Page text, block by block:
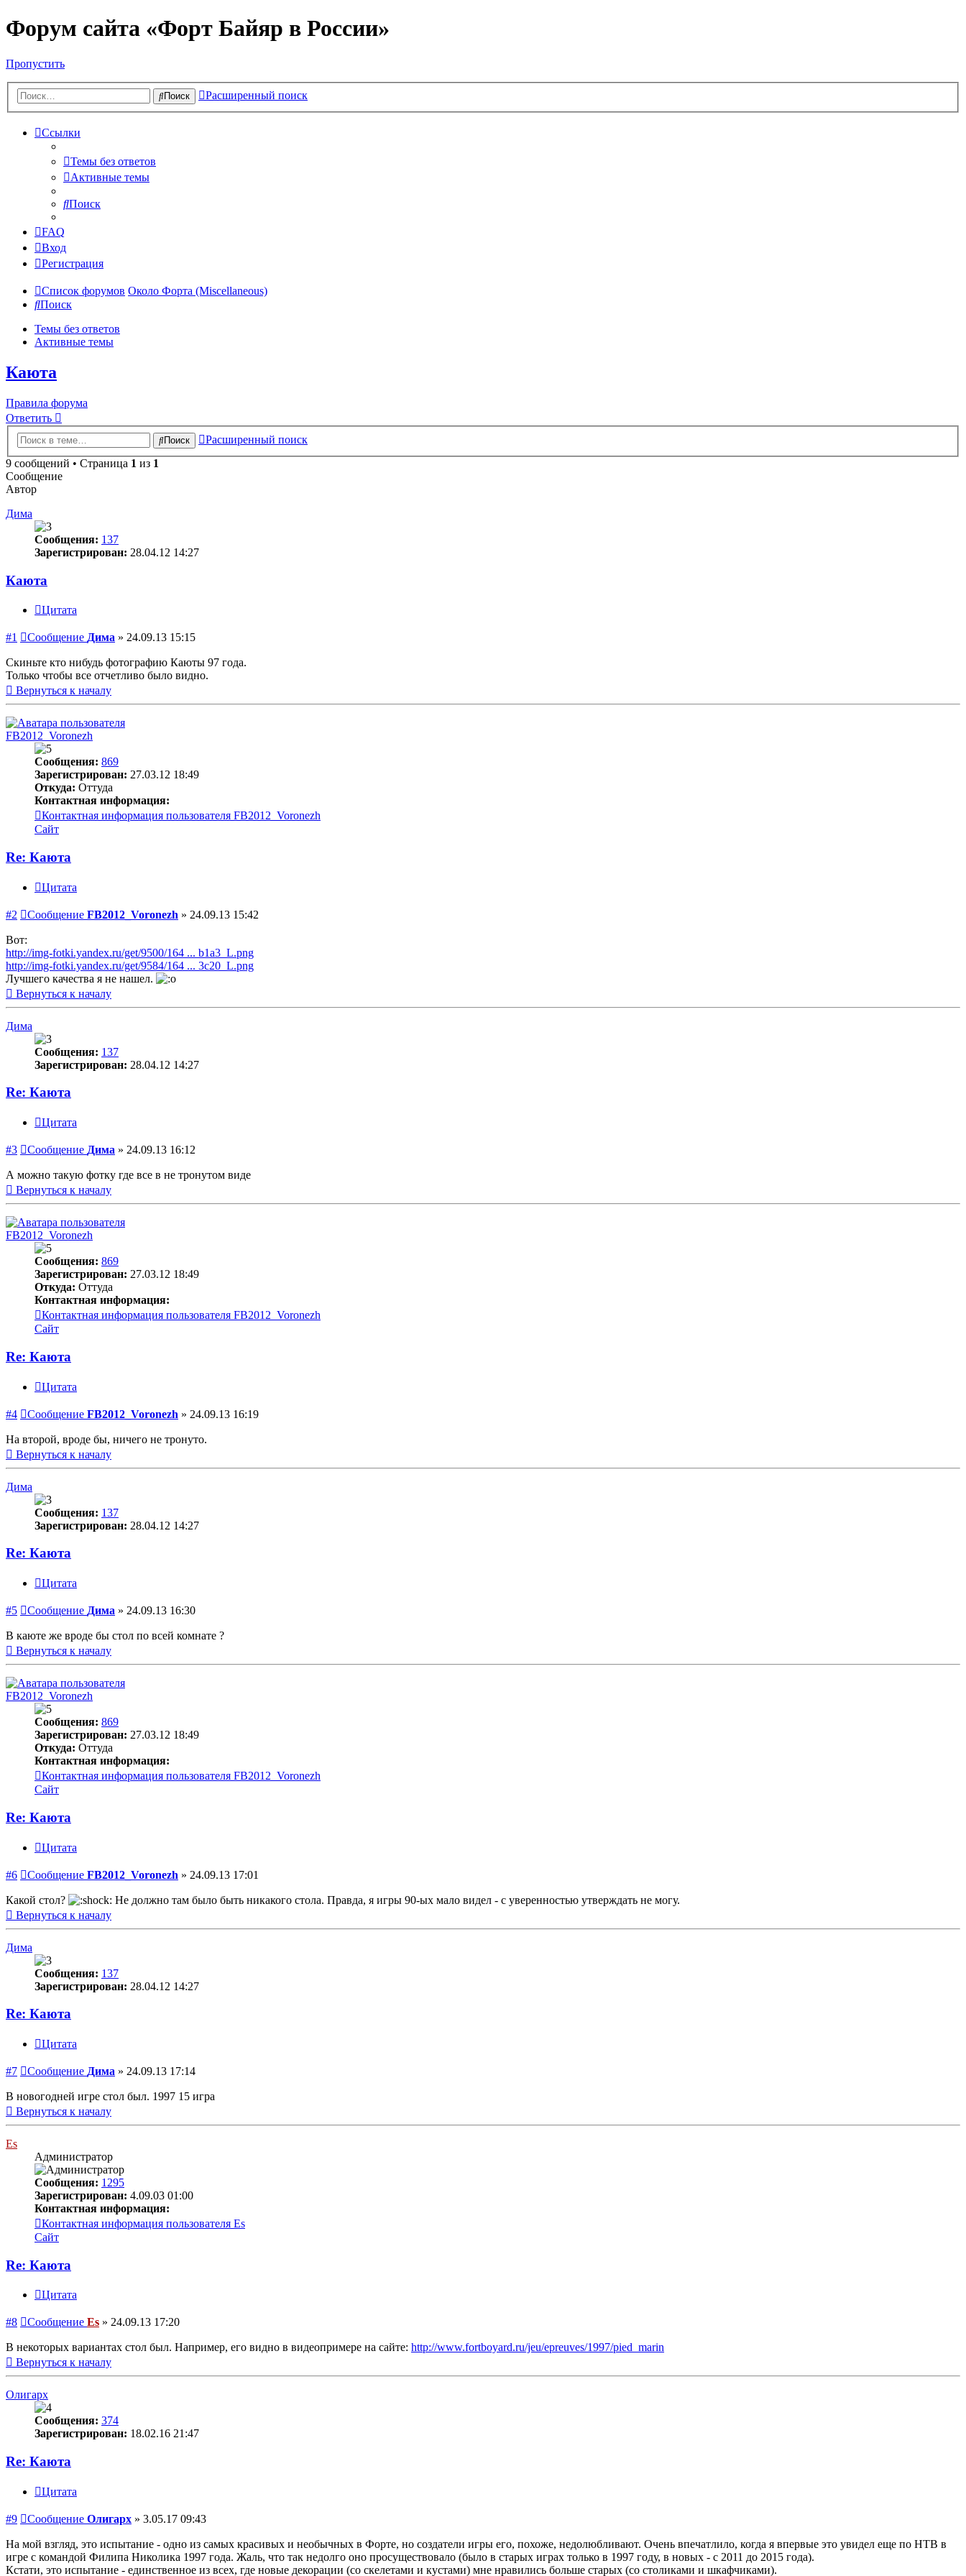
Форум сайта «Форт Байяр в России»
Пропустить
Поиск Расширенный поиск
Ссылки
Темы без ответов
Активные темы
Поиск
FAQ
Вход
Регистрация
Список форумов Около Форта (Miscellaneous)
Поиск
Темы без ответов
Активные темы
Каюта
Правила форума
Ответить
Поиск
Расширенный поиск
9 сообщений • Страница 1 из 1
Сообщение
Автор
Дима
Сообщения: 137
Зарегистрирован: 28.04.12 14:27
Каюта
Цитата
#1 Сообщение Дима » 24.09.13 15:15
Скиньте кто нибудь фотографию Каюты 97 года.
Только чтобы все отчетливо было видно.
Вернуться к началу
FB2012_Voronezh
Сообщения: 869
Зарегистрирован: 27.03.12 18:49
Откуда: Оттуда
Контактная информация:
Контактная информация пользователя FB2012_Voronezh
Сайт
Re: Каюта
Цитата
#2 Сообщение FB2012_Voronezh » 24.09.13 15:42
Вот:
http://img-fotki.yandex.ru/get/9500/164 ... b1a3_L.png
http://img-fotki.yandex.ru/get/9584/164 ... 3c20_L.png
Лучшего качества я не нашел.
Вернуться к началу
Дима
Сообщения: 137
Зарегистрирован: 28.04.12 14:27
Re: Каюта
Цитата
#3 Сообщение Дима » 24.09.13 16:12
А можно такую фотку где все в не тронутом виде
Вернуться к началу
FB2012_Voronezh
Сообщения: 869
Зарегистрирован: 27.03.12 18:49
Откуда: Оттуда
Контактная информация:
Контактная информация пользователя FB2012_Voronezh
Сайт
Re: Каюта
Цитата
#4 Сообщение FB2012_Voronezh » 24.09.13 16:19
На второй, вроде бы, ничего не тронуто.
Вернуться к началу
Дима
Сообщения: 137
Зарегистрирован: 28.04.12 14:27
Re: Каюта
Цитата
#5 Сообщение Дима » 24.09.13 16:30
В каюте же вроде бы стол по всей комнате ?
Вернуться к началу
FB2012_Voronezh
Сообщения: 869
Зарегистрирован: 27.03.12 18:49
Откуда: Оттуда
Контактная информация:
Контактная информация пользователя FB2012_Voronezh
Сайт
Re: Каюта
Цитата
#6 Сообщение FB2012_Voronezh » 24.09.13 17:01
Какой стол?
Не должно там было быть никакого стола. Правда, я игры 90-ых мало видел - с уверенностью утверждать не могу.
Вернуться к началу
Дима
Сообщения: 137
Зарегистрирован: 28.04.12 14:27
Re: Каюта
Цитата
#7 Сообщение Дима » 24.09.13 17:14
В новогодней игре стол был. 1997 15 игра
Вернуться к началу
Es
Администратор
Сообщения: 1295
Зарегистрирован: 4.09.03 01:00
Контактная информация:
Контактная информация пользователя Es
Сайт
Re: Каюта
Цитата
#8 Сообщение Es » 24.09.13 17:20
В некоторых вариантах стол был. Например, его видно в видеопримере на сайте: http://www.fortboyard.ru/jeu/epreuves/1997/pied_marin
Вернуться к началу
Олигарх
Сообщения: 374
Зарегистрирован: 18.02.16 21:47
Re: Каюта
Цитата
#9 Сообщение Олигарх » 3.05.17 09:43
На мой взгляд, это испытание - одно из самых красивых и необычных в Форте, но создатели игры его, похоже, недолюбливают. Очень впечатлило, когда я впервые это увидел еще по НТВ в
игре с командой Филипа Николика 1997 года. Жаль, что так недолго оно просуществовало (было в старых играх только в 1997 году, в новых - с 2011 до 2015 года).
Кстати, это испытание - единственное из всех, где новые декорации (со скелетами и кустами) мне нравились больше старых (со столиками и шкафчиками).